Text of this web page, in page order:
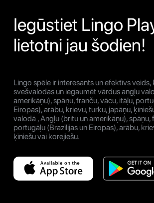
Iegūstiet Lingo
lietotni jau šodien!
Lingo spēle ir interesants un efektīvs veids,
svešvalodas un iegaumēt vārdus angļu
amerikāņu), spāņu, franču, vācu, itāļu,
Eiropas), arābu, krievu, turku, japāņu,
valodā , Angļu (britu un amerikāņu), spāņu,
portugāļu (Brazīlijas un Eiropas), arābu,
ķīniešu vai korejiešu.